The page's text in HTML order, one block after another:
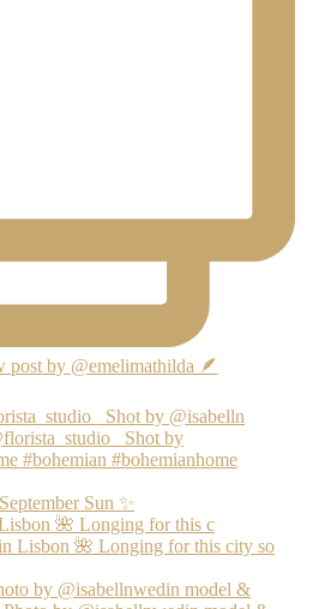
Shot by @isabelln
🌺 Longing for this c
by @isabellnwedin model &